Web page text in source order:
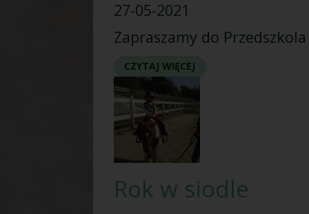
27-05-2021
Zapraszamy do
CZYTAJ WIĘCEJ
Rok w siodle